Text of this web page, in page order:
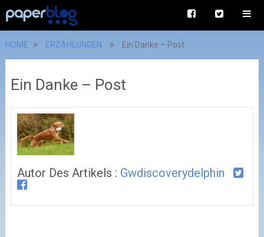
HOME ERZÄHLUNGEN Ein Danke – Post
Ein Danke – Post
Autor Des Artikels : Gwdiscoverydelphin